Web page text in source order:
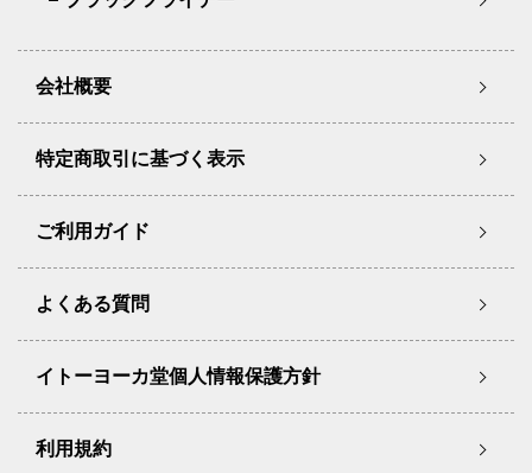
会社概要
特定商取引に基づく表示
ご利用ガイド
よくある質問
イトーヨーカ堂個人情報保護方針
利用規約